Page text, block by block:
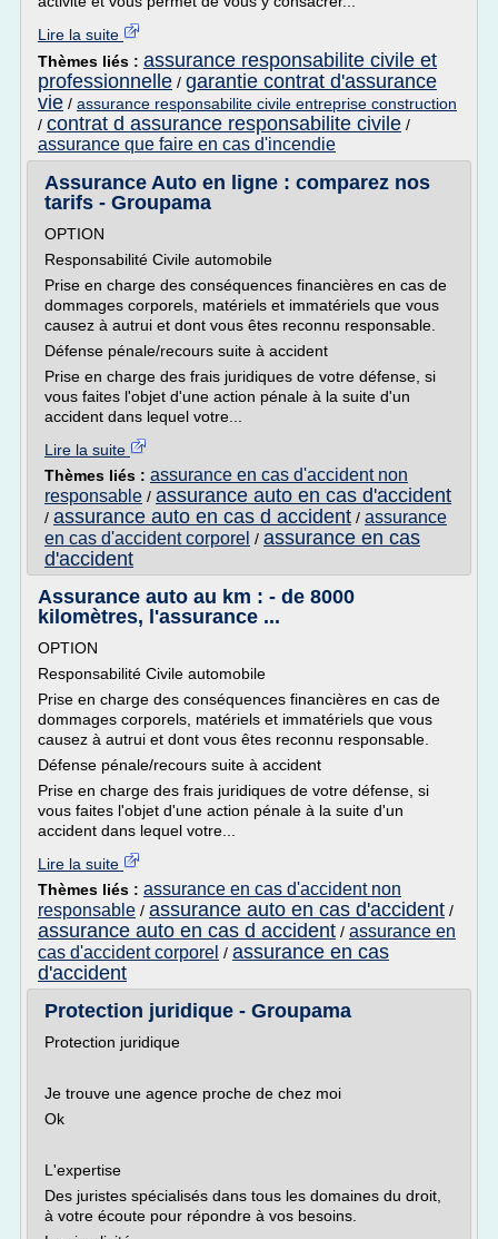
Lire la suite
Thèmes liés : assurance responsabilite civile et
professionnelle / garantie contrat d'assurance
vie / assurance responsabilite civile entreprise construction
/ contrat d assurance responsabilite civile /
assurance que faire en cas d'incendie
Assurance Auto en ligne : comparez nos
tarifs - Groupama
OPTION
Responsabilité Civile automobile
Prise en charge des conséquences financières en cas de
dommages corporels, matériels et immatériels que vous
causez à autrui et dont vous êtes reconnu responsable.
Défense pénale/recours suite à accident
Prise en charge des frais juridiques de votre défense, si
vous faites l'objet d'une action pénale à la suite d'un
accident dans lequel votre...
Lire la suite
Thèmes liés : assurance en cas d'accident non
responsable / assurance auto en cas d'accident
/ assurance auto en cas d accident / assurance
en cas d'accident corporel / assurance en cas
d'accident
Assurance auto au km : - de 8000
kilomètres, l'assurance ...
OPTION
Responsabilité Civile automobile
Prise en charge des conséquences financières en cas de
dommages corporels, matériels et immatériels que vous
causez à autrui et dont vous êtes reconnu responsable.
Défense pénale/recours suite à accident
Prise en charge des frais juridiques de votre défense, si
vous faites l'objet d'une action pénale à la suite d'un
accident dans lequel votre...
Lire la suite
Thèmes liés : assurance en cas d'accident non
responsable / assurance auto en cas d'accident /
assurance auto en cas d accident / assurance en
cas d'accident corporel / assurance en cas
d'accident
Protection juridique - Groupama
Protection juridique
Je trouve une agence proche de chez moi
Ok
L'expertise
Des juristes spécialisés dans tous les domaines du droit,
à votre écoute pour répondre à vos besoins.